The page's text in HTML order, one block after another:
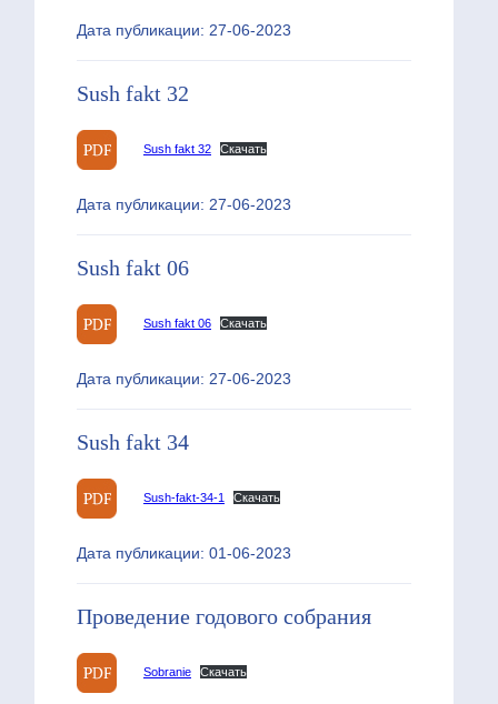
Дата публикации: 27-06-2023
Sush fakt 32
Sush fakt 32 Скачать
Дата публикации: 27-06-2023
Sush fakt 06
Sush fakt 06 Скачать
Дата публикации: 27-06-2023
Sush fakt 34
Sush-fakt-34-1 Скачать
Дата публикации: 01-06-2023
Проведение годового собрания
Sobranie Скачать